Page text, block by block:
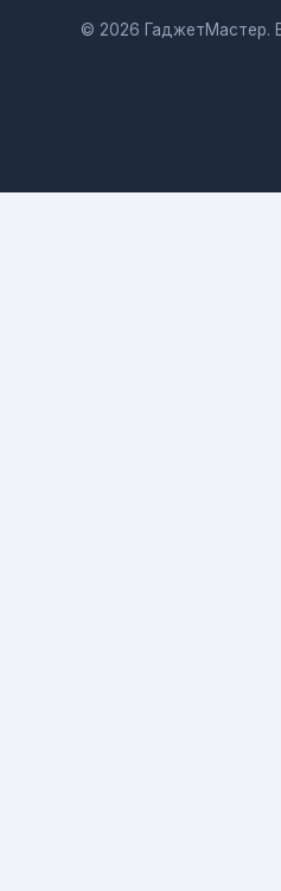
© 2026 ГаджетМастер.